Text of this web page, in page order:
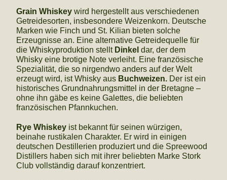
Grain Whiskeywird hergestellt aus verschiedenen
Getreidesorten, insbesondere Weizenkorn. Deutsche
Marken wie Finch und St. Kilian bieten solche
Erzeugnisse an. Eine alternative Getreidequelle für
die Whiskyproduktion stellt Dinkel dar, der dem
Whisky eine brotige Note verleiht. Eine französische
Spezialität, die so nirgendwo anders auf der Welt
erzeugt wird, ist Whisky aus Buchweizen. Der ist ein
historisches Grundnahrungsmittel in der Bretagne –
ohne ihn gäbe es keine Galettes, die beliebten
französischen Pfannkuchen.
Rye Whiskeyist bekannt für seinen würzigen,
beinahe rustikalen Charakter. Er wird in einigen
deutschen Destillerien produziert und die Spreewood
Distillers haben sich mit ihrer beliebten Marke Stork
Club vollständig darauf konzentriert.